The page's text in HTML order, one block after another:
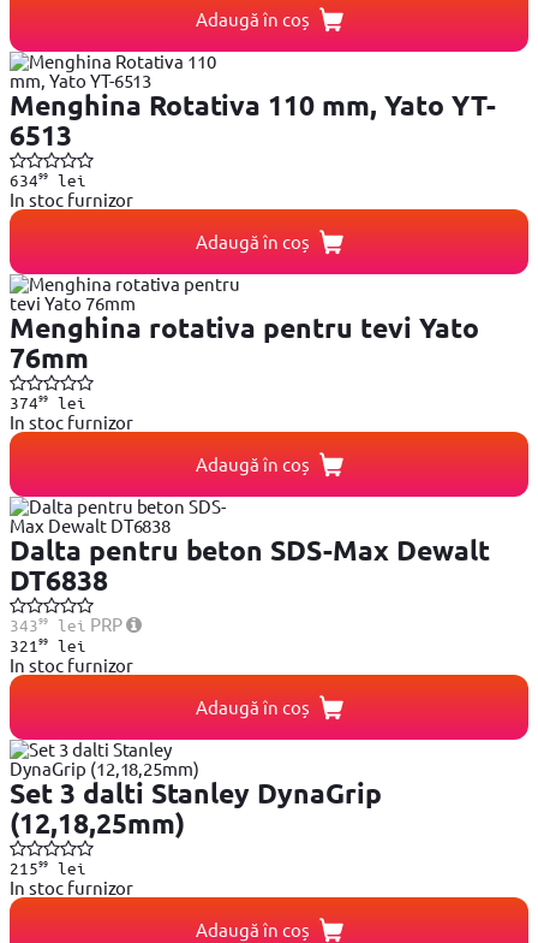
Adaugă în coș
Menghina Rotativa 110 mm, Yato YT-
6513
63499lei
In stoc furnizor
Adaugă în coș
Menghina rotativa pentru tevi Yato
76mm
37499lei
In stoc furnizor
Adaugă în coș
Dalta pentru beton SDS-Max Dewalt
DT6838
34399lei PRP
321 99lei
In stoc furnizor
Adaugă în coș
Set 3 dalti Stanley DynaGrip
(12,18,25mm)
21599lei
In stoc furnizor
Adaugă în coș